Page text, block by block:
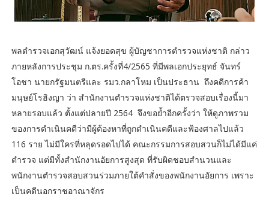
พลตำรวจเอกสุวัฒน์ แจ้งยอดสุข ผู้บัญชาการตำรวจแห่งชาติ กล่าว
ภายหลังการประชุม ก.ตร.ครั้งที่4/2565 ที่มีพลเอกประยุทธ์ จันทร์
โอชา นายกรัฐมนตรีและ รมว.กลาโหม เป็นประธาน ถึงคดีการค้า
มนุษย์โรฮิงญา ว่า สำนักงานตำรวจแห่งชาติได้ตรวจสอบเรื่องนี้มา
หลายรอบแล้ว ตั้งแต่ปลายปี 2564 จึงขอย้ำอีกครั้งว่า ให้ดูภาพรวม
ของการดำเนินคดีว่ามีผู้ต้องหาที่ถูกดำเนินคดีและฟ้องศาลไปแล้ว
116 ราย ไม่มีใครที่หลุดรอดไปได้ คณะกรรมการสอบสวนก็ไม่ได้มีแค่
ตำรวจ แต่มีทั้งสำนักงานอัยการสูงสุด ที่รับผิดชอบสำนวนและ
พนักงานตำรวจสอบสวนร่วมภายใต้คำสั่งของพนักงานอัยการ เพราะ
เป็นคดีนอกราชอาณาจักร